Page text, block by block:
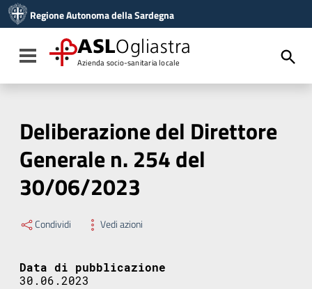
Vai al menu di navigazione
Vai al footer
Regione Autonoma della Sardegna
Toggle navigation
ASLOgliastra
Azienda socio-sanitaria locale
Deliberazione del Direttore
Generale n. 254 del
30/06/2023
Condividi Vedi azioni
Data di pubblicazione
30.06.2023